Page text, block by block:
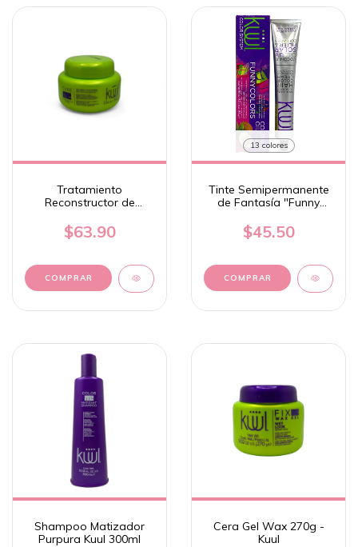
Tratamiento
Reconstructor de
- Kuul
$63.90
13 colores
Tinte Semipermanente
de Fantasía "Funny
$45.50
COMPRAR
Shampoo Matizador
Purpura Kuul 300ml
Cera Gel Wax 270g -
Kuul